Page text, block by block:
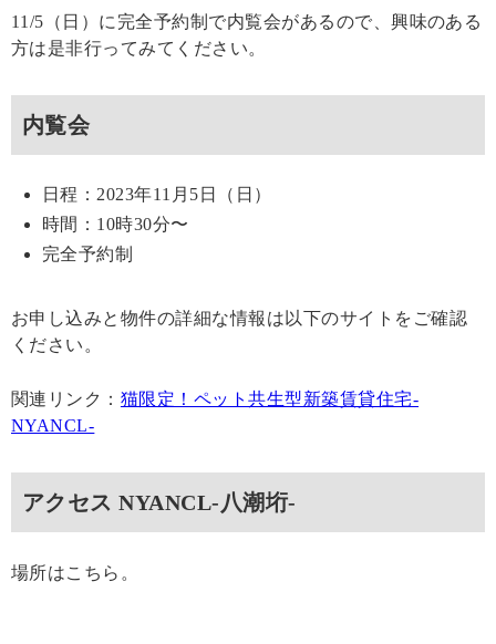
11/5（日）に完全予約制で内覧会があるので、興味のある
方は是非行ってみてください。
内覧会
日程：2023年11月5日（日）
時間：10時30分〜
完全予約制
お申し込みと物件の詳細な情報は以下のサイトをご確認
ください。
関連リンク： 猫限定！ペット共生型新築賃貸住宅-
NYANCL-
アクセス NYANCL-八潮垳-
場所はこちら。